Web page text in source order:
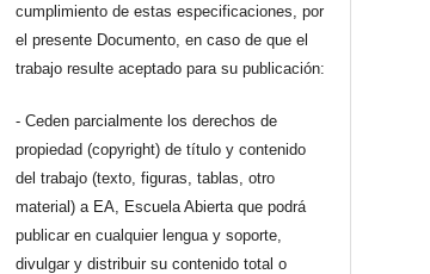
cumplimiento de estas especificaciones, por
el presente Documento, en caso de que el
trabajo resulte aceptado para su publicación:
- Ceden parcialmente los derechos de
propiedad (copyright) de título y contenido
del trabajo (texto, figuras, tablas, otro
material) a EA, Escuela Abierta que podrá
publicar en cualquier lengua y soporte,
divulgar y distribuir su contenido total o